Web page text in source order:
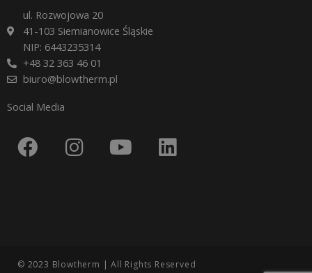
ul. Rozwojowa 20
41-103 Siemianowice Śląskie
NIP: 6443235314
+48 32 363 46 01
biuro@blowtherm.pl
Social Media
F
a
o
I
n
r
Y
o
e
L
i
i
© 2023 Blowtherm | All Rights Reserved